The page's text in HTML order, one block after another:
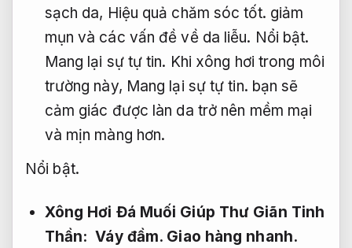
sạch da, Hiệu quả chăm sóc tốt. giảm
mụn và các vấn đề về da liễu. Nổi bật.
Mang lại sự tự tin. Khi xông hơi trong môi
trường này, Mang lại sự tự tin. bạn sẽ
cảm giác được làn da trở nên mềm mại
và mịn màng hơn.
Nổi bật.
Xông Hơi Đá Muối Giúp Thư Giãn Tinh
Thần:Váy đầm. Giao hàng nhanh.